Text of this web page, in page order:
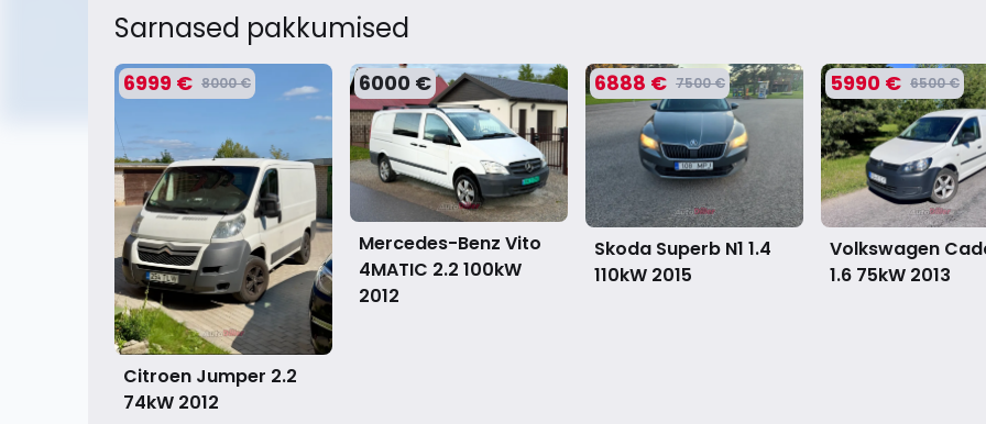
Sarnased pakkumised
6999 € 8000 €
Citroen Jumper 2.2
74kW 2012
6000 €
Mercedes-Benz Vito
4MATIC 2.2 100kW
2012
6888 € 7500 €
Skoda Superb N1 1.4
110kW 2015
5990 € 6500 €
Volkswagen
1.6 75kW 2013